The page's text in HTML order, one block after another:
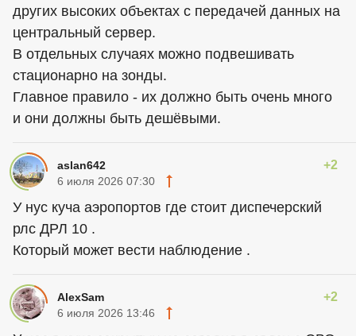
других высоких объектах с передачей данных на
центральный сервер.
В отдельных случаях можно подвешивать
стационарно на зонды.
Главное правило - их должно быть очень много
и они должны быть дешёвыми.
aslan642 +2
6 июля 2026 07:30
У нус куча аэропортов где стоит диспечерский
рлс ДРЛ 10 .
Который может вести наблюдение .
AlexSam +2
6 июля 2026 13:46